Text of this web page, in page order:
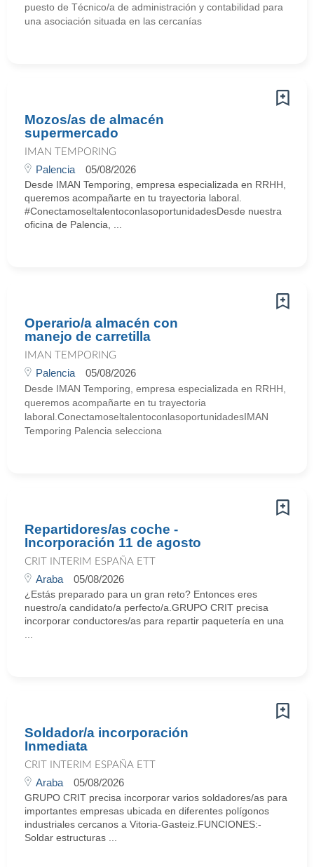
puesto de Técnico/a de administración y contabilidad para
una asociación situada en las cercanías
Mozos/as de almacén
supermercado
IMAN TEMPORING
Palencia 05/08/2026
Desde IMAN Temporing, empresa especializada en RRHH,
queremos acompañarte en tu trayectoria laboral.
#ConectamoseltalentoconlasoportunidadesDesde nuestra
oficina de Palencia, ...
Operario/a almacén con
manejo de carretilla
IMAN TEMPORING
Palencia 05/08/2026
Desde IMAN Temporing, empresa especializada en RRHH,
queremos acompañarte en tu trayectoria
laboral.ConectamoseltalentoconlasoportunidadesIMAN
Temporing Palencia selecciona
Repartidores/as coche -
Incorporación 11 de agosto
CRIT INTERIM ESPAÑA ETT
Araba 05/08/2026
¿Estás preparado para un gran reto? Entonces eres
nuestro/a candidato/a perfecto/a.GRUPO CRIT precisa
incorporar conductores/as para repartir paquetería en una
Soldador/a incorporación
Inmediata
CRIT INTERIM ESPAÑA ETT
Araba 05/08/2026
GRUPO CRIT precisa incorporar varios soldadores/as para
importantes empresas ubicada en diferentes polígonos
industriales cercanos a Vitoria-Gasteiz.FUNCIONES:-
Soldar estructuras ...